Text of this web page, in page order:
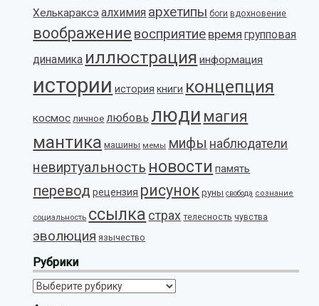
Хелькараксэ алхимия архетипы боги вдохновение
воображение восприятие время групповая
динамика иллюстрация информация
истории история книги концепция
космос личное любовь люди магия
мантика машины мемы мифы наблюдатели
невиртуальность новости память
перевод рецензия рисунок руны свобода сознание
социальность ссылка страх телесность чувства
эволюция язычество
Рубрики
Рубрики